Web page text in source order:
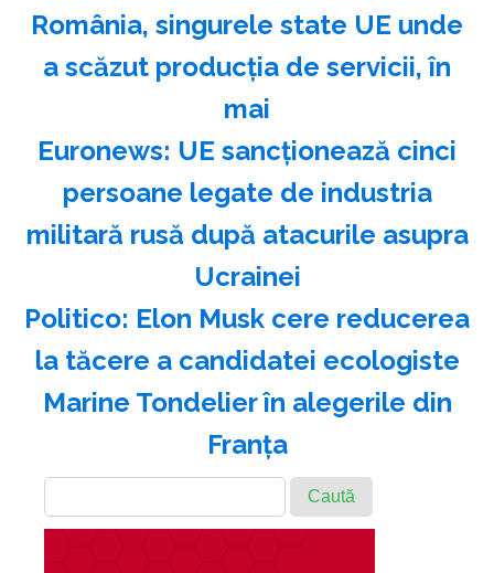
România, singurele state UE unde
a scăzut producţia de servicii, în
mai
Euronews: UE sancţionează cinci
persoane legate de industria
militară rusă după atacurile asupra
Ucrainei
Politico: Elon Musk cere reducerea
la tăcere a candidatei ecologiste
Marine Tondelier în alegerile din
Franţa